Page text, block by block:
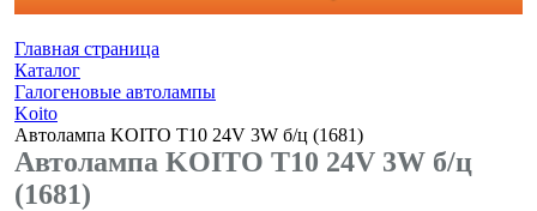
Главная страница
Каталог
Галогеновые автолампы
Koito
Автолампа KOITO T10 24V 3W б/ц (1681)
Автолампа KOITO T10 24V 3W б/ц
(1681)